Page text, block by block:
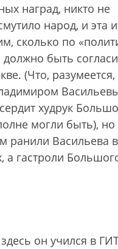
наград, никто не
народ, и эта
сколько по
быть
(Что, разумеется,
худрук
могли быть), но
ранили Васильева
гастроли
он учился в